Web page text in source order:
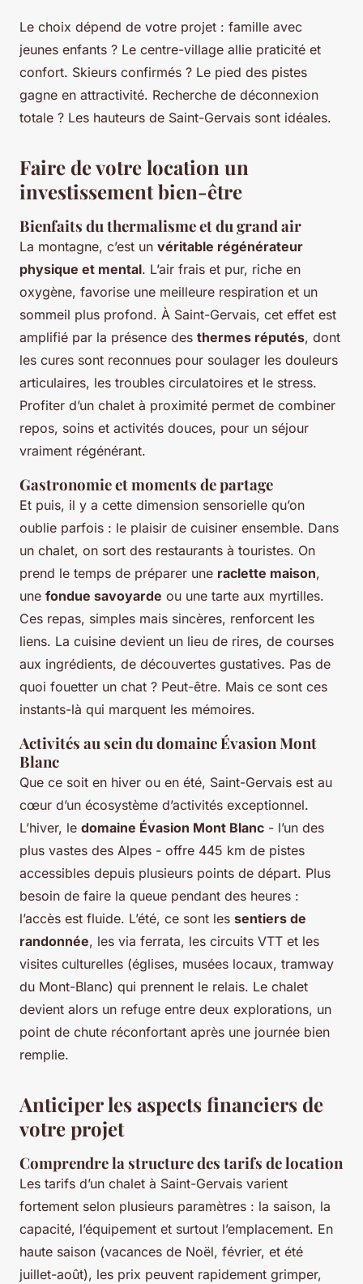
Le choix dépend de votre projet : famille avec
jeunes enfants ? Le centre-village allie praticité et
confort. Skieurs confirmés ? Le pied des pistes
gagne en attractivité. Recherche de déconnexion
totale ? Les hauteurs de Saint-Gervais sont idéales.
Faire de votre location un
investissement bien-être
Bienfaits du thermalisme et du grand air
La montagne, c’est un véritable régénérateur
physique et mental. L’air frais et pur, riche en
oxygène, favorise une meilleure respiration et un
sommeil plus profond. À Saint-Gervais, cet effet est
amplifié par la présence des thermes réputés, dont
les cures sont reconnues pour soulager les douleurs
articulaires, les troubles circulatoires et le stress.
Profiter d’un chalet à proximité permet de combiner
repos, soins et activités douces, pour un séjour
vraiment régénérant.
Gastronomie et moments de partage
Et puis, il y a cette dimension sensorielle qu’on
oublie parfois : le plaisir de cuisiner ensemble. Dans
un chalet, on sort des restaurants à touristes. On
prend le temps de préparer une raclette maison,
une fondue savoyarde ou une tarte aux myrtilles.
Ces repas, simples mais sincères, renforcent les
liens. La cuisine devient un lieu de rires, de courses
aux ingrédients, de découvertes gustatives. Pas de
quoi fouetter un chat ? Peut-être. Mais ce sont ces
instants-là qui marquent les mémoires.
Activités au sein du domaine Évasion Mont
Blanc
Que ce soit en hiver ou en été, Saint-Gervais est au
cœur d’un écosystème d’activités exceptionnel.
L’hiver, le domaine Évasion Mont Blanc - l’un des
plus vastes des Alpes - offre 445 km de pistes
accessibles depuis plusieurs points de départ. Plus
besoin de faire la queue pendant des heures :
l’accès est fluide. L’été, ce sont les sentiers de
randonnée, les via ferrata, les circuits VTT et les
visites culturelles (églises, musées locaux, tramway
du Mont-Blanc) qui prennent le relais. Le chalet
devient alors un refuge entre deux explorations, un
point de chute réconfortant après une journée bien
remplie.
Anticiper les aspects financiers de
votre projet
Comprendre la structure des tarifs de location
Les tarifs d’un chalet à Saint-Gervais varient
fortement selon plusieurs paramètres : la saison, la
capacité, l’équipement et surtout l’emplacement. En
haute saison (vacances de Noël, février, et été
juillet-août), les prix peuvent rapidement grimper,